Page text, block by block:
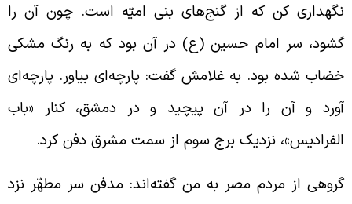
کن که از گنج‌های بنی امیّه است. چون آن را
سر امام حسین (ع) در آن بود که به رنگ مشکی
شده بود. به غلامش گفت: پارچه‌ای بیاور. پارچه‌ای
و آن را در آن پیچید و در دمشق، کنار «باب
نزدیک برج سوم از سمت مشرق دفن کرد.
از مردم مصر به من گفته‌اند: مدفن سر مطهّر نزد